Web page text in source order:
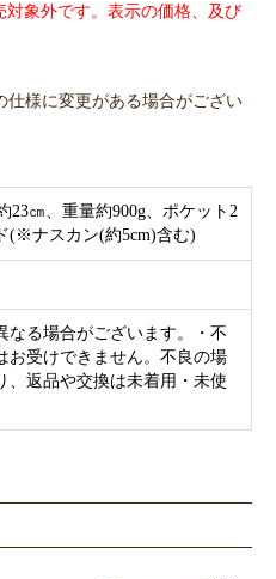
対象外です。表示の価格、及び
様に変更がある場合がござい
23㎝、重量約900g、ポケット2
(※ナスカン(約5cm)含む)
なる場合がございます。・不
お受けできません。不良の場
、返品や交換は未着用・未使